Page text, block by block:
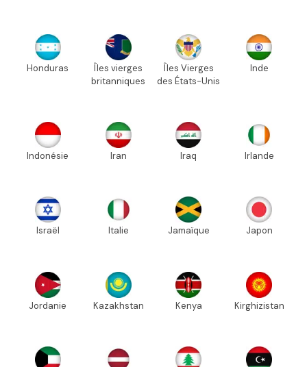
Honduras
Îles vierges
britanniques
Îles Vierges
des États-Unis
Inde
Indonésie Iran Iraq Irlande
Israël Italie Jamaïque Japon
Jordanie Kazakhstan Kenya Kirghizistan